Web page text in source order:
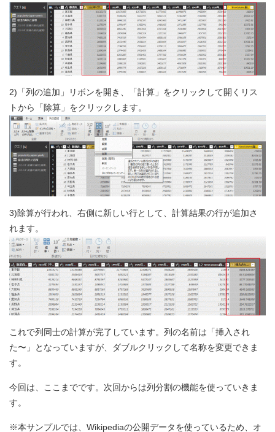
2)「列の追加」リボンを開き、「計算」をクリックして開くリス
トから「除算」をクリックします。
3)除算が行われ、右側に新しい行として、計算結果の行が追加さ
れます。
これで列同士の計算が完了しています。列の名前は「挿入され
た〜」となっていますが、ダブルクリックして名称を変更できま
す。
今回は、ここまでです。次回からは列分割の機能を使っていきま
す。
※本サンプルでは、Wikipediaの公開データを使っているため、オ